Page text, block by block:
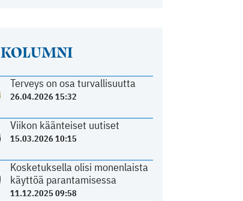
KOLUMNI
Terveys on osa turvallisuutta
26.04.2026 15:32
Viikon käänteiset uutiset
15.03.2026 10:15
Kosketuksella olisi monenlaista
käyttöä parantamisessa
11.12.2025 09:58